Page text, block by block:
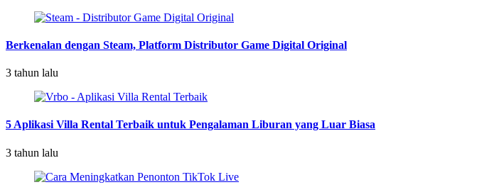
Berkenalan dengan Steam, Platform Distributor Game Digital Original
3 tahun lalu
5 Aplikasi Villa Rental Terbaik untuk Pengalaman Liburan yang Luar Biasa
3 tahun lalu